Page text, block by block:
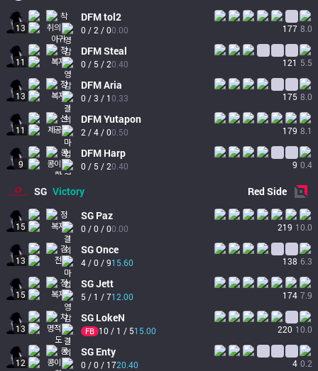
13
DFMtol2
0 / 2 / 00.00 177 8.0
11
DFMSteal
0 / 5 / 20.40 121 5.5
13
DFMAria
0 / 3 / 10.33 175 8.0
11
DFMYutapon
2 / 4 / 00.50 179 8.1
9
DFM Harp
0 / 5 / 20.40 9 0.4
SG Victory RedSide
15
SG Paz
0 / 0 / 00.00 219 10.0
13
SGOnce
4 / 0 / 915.60 138 6.3
15
SGJett
5 / 1 / 712.00 174 7.9
13
SG LokeN
FB 10 / 1 / 515.00 220 10.0
12
SG Enty
0 / 0 / 1720.40 4 0.2